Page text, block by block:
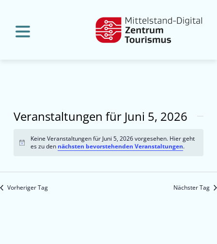
Veranstaltungen für Juni 5, 2026
Hinweis
Keine Veranstaltungen für Juni 5, 2026 vorgesehen. Hier geht
es zu den nächsten bevorstehenden Veranstaltungen.
Vorheriger Tag Nächster Tag